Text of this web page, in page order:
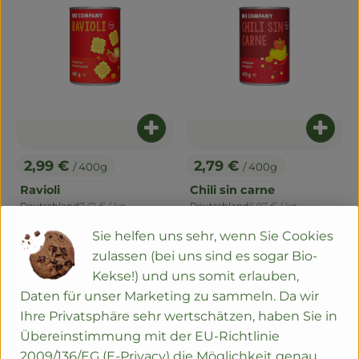
, Preis:
2,99 € / 400g
Ravioli
Deutschland, Referenzpreis:
7,47 €/ kg
Produkt zum Warenkorb
, Preis:
2,79 € / 400g
Chili sin carne
Deutschland, Referenzpreis:
6,97 €/ kg
, Verband:
, Kontrollstelle:
DE-ÖKO-003
Produkt zu Favouriten hinzufügen
, Verband:
DE-ÖKO-037
Produkt zu Favouriten
Sie helfen uns sehr, wenn Sie Cookies
zulassen (bei uns sind es sogar Bio-
Kekse!) und uns somit erlauben,
Daten für unser Marketing zu sammeln. Da wir
Ihre Privatsphäre sehr wertschätzen, haben Sie in
Übereinstimmung mit der EU-Richtlinie
2009/136/EG (E-Privacy) die Möglichkeit genau